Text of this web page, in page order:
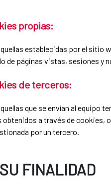
propias:
establecidas por el sitio
de páginas vistas, sesiones y
de terceros:
que se envían al equipo
obtenidos a través de cookies,
por un tercero.
FINALIDAD